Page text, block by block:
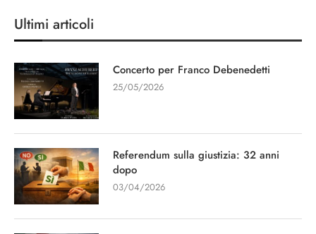
Ultimi articoli
Concerto per Franco Debenedetti
25/05/2026
Referendum sulla giustizia: 32 anni
dopo
03/04/2026